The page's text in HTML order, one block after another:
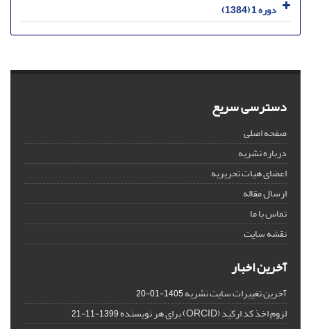
دوره 1 (1384)
دسترسی سریع
صفحه اصلی
درباره نشریه
اعضای هیات تحریریه
ارسال مقاله
تماس با ما
نقشه سایت
آخرین اخبار
آخرین تغییرات سایت نشریه1405-01-20
لزوم اخذ کد ارکید (ORCID) برای هر نویسنده 1399-11-21